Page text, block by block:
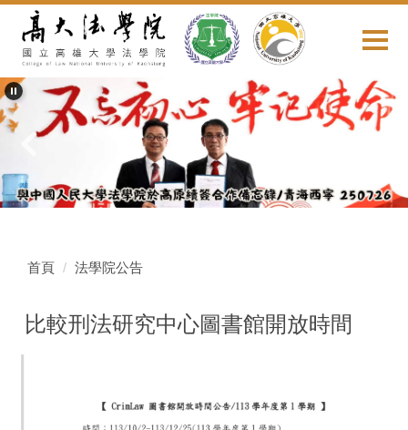
要
內
容
區
首頁 法學院公告
比較刑法研究中心圖書館開放時間